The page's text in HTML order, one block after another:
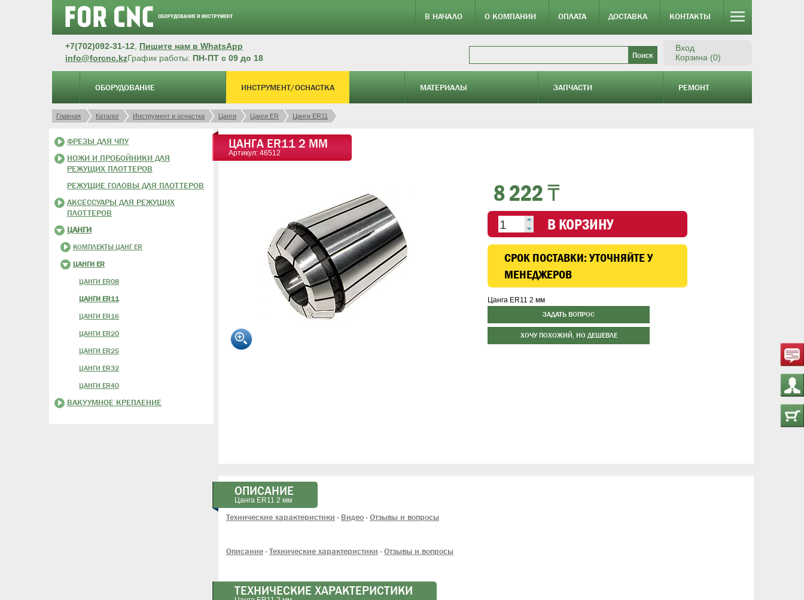
В НАЧАЛО О КОМПАНИИ ОПЛАТА ДОСТАВКА КОНТАКТЫ
+7(702)092-31-12
Пишите нам в WhatsApp
info@forcnc.kzГрафик работы: ПН-ПТ с 09 до 18
Вход
Корзина (0)
ОБОРУДОВАНИЕ ИНСТРУМЕНТ/ОСНАСТКА МАТЕРИАЛЫ ЗАПЧАСТИ РЕМОНТ
Главная Каталог Инструмент и оснастка Цанги Цанги ER Цанги ER11
ФРЕЗЫ ДЛЯ ЧПУ
НОЖИ И ПРОБОЙНИКИ ДЛЯ
РЕЖУЩИХ ПЛОТТЕРОВ
РЕЖУЩИЕ ГОЛОВЫ ДЛЯ ПЛОТТЕРОВ
АКСЕССУАРЫ ДЛЯ РЕЖУЩИХ
ПЛОТТЕРОВ
ЦАНГИ
КОМПЛЕКТЫ ЦАНГ ER
ЦАНГИ ER
ЦАНГИ ER08
ЦАНГИ ER11
ЦАНГИ ER16
ЦАНГИ ER20
ЦАНГИ ER25
ЦАНГИ ER32
ЦАНГИ ER40
ВАКУУМНОЕ КРЕПЛЕНИЕ
ЦАНГА ER11 2 ММ
Артикул: 46512
8 222 ₸
В КОРЗИНУ
CРОК ПОСТАВКИ:УТОЧНЯЙТЕ У
МЕНЕДЖЕРОВ
Цанга ER11 2 мм
ЗАДАТЬ ВОПРОС
ХОЧУ ПОХОЖИЙ, НО ДЕШЕВЛЕ
ОПИСАНИЕ
Цанга ER11 2 мм
Технические характеристики - Видео - Отзывы и вопросы
Описание - Технические характеристики - Отзывы и вопросы
ТЕХНИЧЕСКИЕ ХАРАКТЕРИСТИКИ